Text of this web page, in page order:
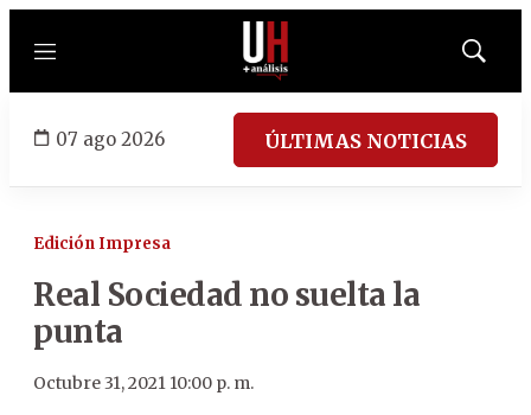
Menú
Mostrar
07 ago 2026 ÚLTIMAS NOTICIAS
Edición Impresa
Real Sociedad no suelta la
punta
Octubre 31, 2021 10:00 p. m.